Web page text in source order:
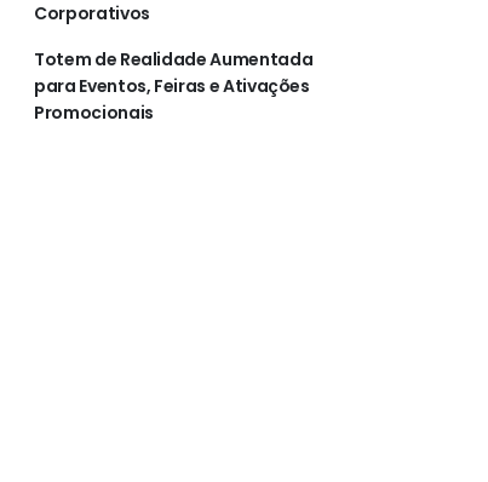
Corporativos
Totem de Realidade Aumentada
para Eventos, Feiras e Ativações
Promocionais